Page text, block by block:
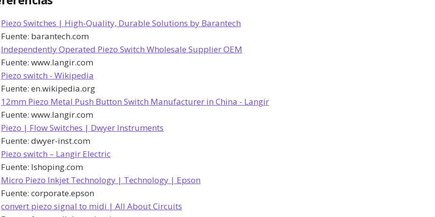
Piezo Switches | High-Quality, Durable Solutions by Barantech
Fuente: barantech.com
Independently Operated Piezo Switch Wholesale Supplier OEM
Fuente: www.langir.com
Piezo switch - Wikipedia
Fuente: en.wikipedia.org
12mm Piezo Metal Push Button Switch Manufacturer in China - Langir
Fuente: www.langir.com
Piezo | Flow Switches | Dwyer Instruments
Fuente: dwyer-inst.com
Piezo switch – Langir Electric
Fuente: lshoping.com
Micro Piezo Inkjet Technology | Technology | Epson
Fuente: corporate.epson
convert piezo signal to midi | All About Circuits